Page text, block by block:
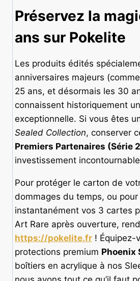
Préservez la
ans sur Pokelite
Les produits édités
anniversaires majeurs
25 ans, et désormais les 30
connaissent historiquement
exceptionnelle. Si vous êtes
Sealed Collection, conserver
Premiers Partenaires (Série
investissement
Pour protéger le carton de
dommages du temps, ou
instantanément vos 3 cartes
Art Rare après ouverture,
https://pokelite.fr ! Équipez-
protections premium Phoenix
boîtiers en acrylique à nos